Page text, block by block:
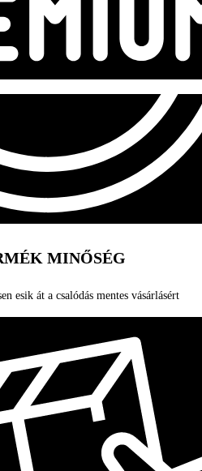
MINŐSÉG
esik át a csalódás mentes vásárlásért